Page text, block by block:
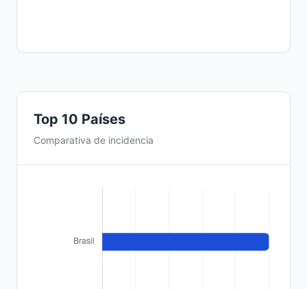
Top 10 Países
Comparativa de incidencia